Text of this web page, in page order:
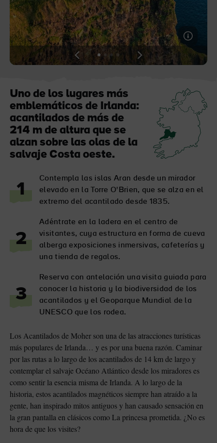
View
slide
View
slide
View
slide
View
slide
Uno de los lugares más
emblemáticos de Irlanda:
acantilados de más de
214 m de altura que se
alzan sobre las olas de la
salvaje Costa oeste.
1
Contempla las islas Aran desde un mirador
elevado en la Torre O'Brien, que se alza en el
extremo del acantilado desde 1835.
2
Adéntrate en la ladera en el centro de
visitantes, cuya estructura en forma de cueva
alberga exposiciones inmersivas, cafeterías y
una tienda de regalos.
3
Reserva con antelación una visita guiada para
conocer la historia y la biodiversidad de los
acantilados y el Geoparque Mundial de la
UNESCO que los rodea.
Los Acantilados de Moher son una de las atracciones turísticas
más populares de Irlanda… y es por una buena razón. Caminar
por las rutas a lo largo de los acantilados de 14 km de largo y
contemplar el salvaje Océano Atlántico desde los miradores es
como sentir la esencia misma de Irlanda. A lo largo de la
historia, estos acantilados magnéticos siempre han atraído a la
gente, han inspirado mitos antiguos y han causado sensación en
la gran pantalla en clásicos como La princesa prometida. ¿No es
hora de que los visites?